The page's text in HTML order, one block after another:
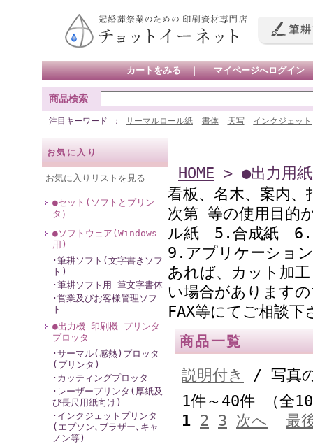
カートをみる ｜ マイページへログイン
商品検索
注目キーワード サーマルロール紙 書体 天写 インクジェット
お気に入り
お気に入りリストを見る
●セット(ソフトとプリン
タ）
●ソフトウェア(Windows
用)
･筆耕ソフト(文字書きソフ
ト)
･筆耕ソフト用 筆文字書体
･営業及びお客様管理ソフ
ト
●出力機 印刷機 プリンタ
プロッタ
･サーマル(感熱)プロッタ
(プリンタ)
･カッティングプロッタ
･レーザープリンタ(厚紙及
び長尺用紙向け)
･インクジェットプリンタ
(エプソン､ブラザー､キャ
ノン等)
HOME > ●出力用
看板、名木、案内、
次第 等の使用目
ル紙 5.合成紙 6.
9.アプリケーショ
あれば、カット加
い場合があります
FAX等にてご相談下
商品一覧
説明付き
/ 写真
1件～40件 （全
1 2 3 次へ 最